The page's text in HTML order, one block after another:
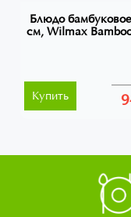
Блюдо
см, Wilmax
Купить